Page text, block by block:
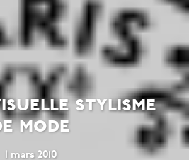
stylisme
mode
1 mars 2010